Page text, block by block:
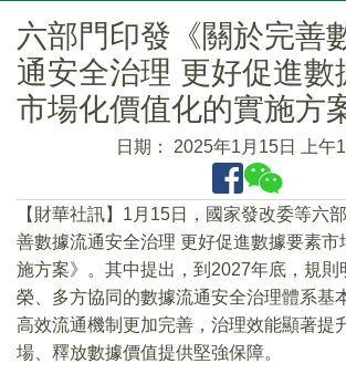
六部門印發《關於完善
通安全治理 更好促進數
市場化價值化的實施方
日期： 2025年1月15日 上午
【財華社訊】1月15日，國家發改委等六
善數據流通安全治理 更好促進數據要素市
施方案》。其中提出，到2027年底，規則
榮、多方協同的數據流通安全治理體系基
高效流通機制更加完善，治理效能顯著提
場、釋放數據價值提供堅強保障。